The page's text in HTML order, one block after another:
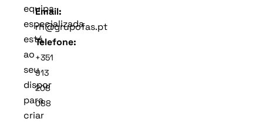
equipa
especializada
está
ao
seu
dispor
para
criar
Email:
rh@grupofas.pt
Telefone:
+351
913
208
088